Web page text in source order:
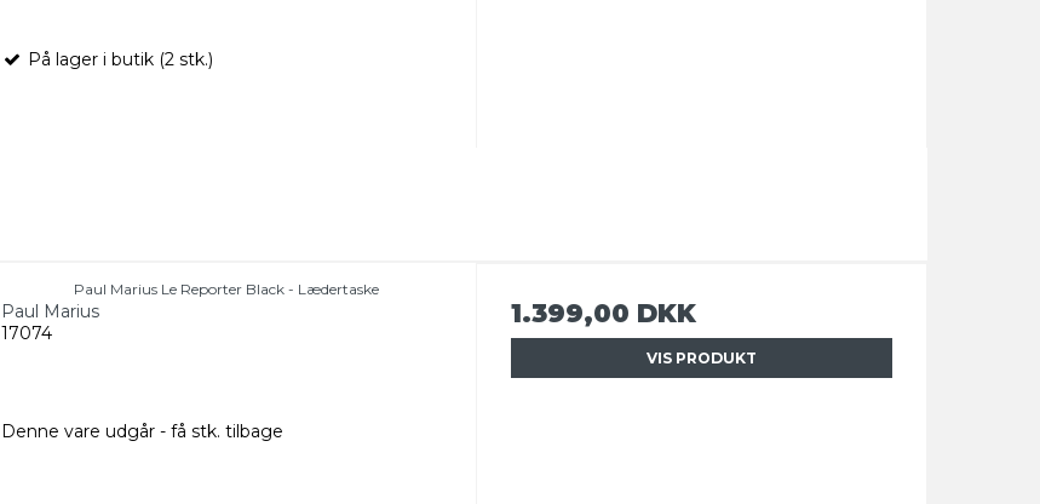
På lager i butik (2 stk.)
Paul Marius Le Reporter Black - Lædertaske
Paul Marius
17074
Denne vare udgår - få stk. tilbage
1.399,00 DKK
VIS PRODUKT